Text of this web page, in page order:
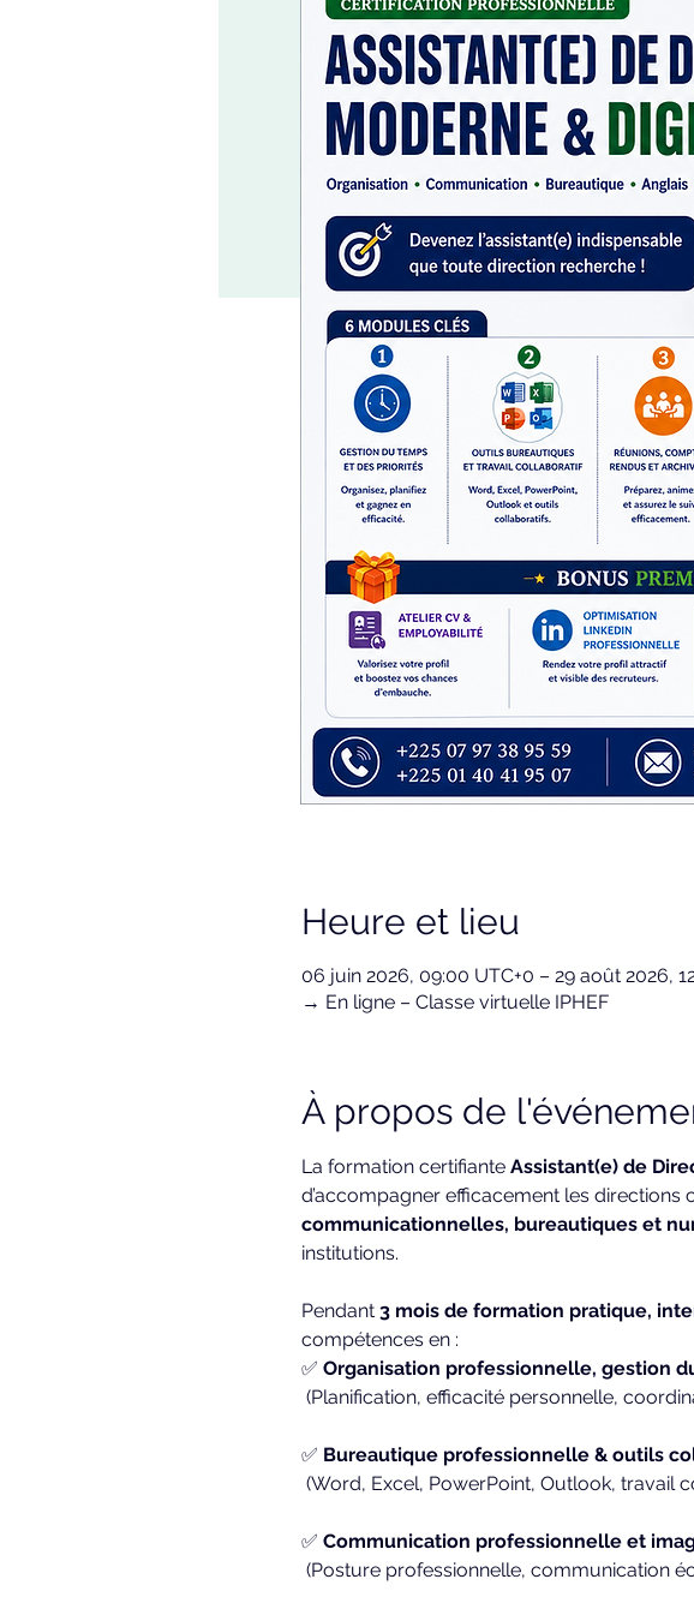
Heure et lieu
06 juin 2026, 09:00 UTC+0 – 29 août 2026,
→ En ligne – Classe virtuelle IPHEF
À propos de
La formation certifiante Assistant(e) de
d’accompagner efficacement les
communicationnelles, bureautiques et
institutions.
Pendant 3 mois de formation pratique,
compétences en :
✅ Organisation professionnelle, gestion
(Planification, efficacité personnelle,
✅ Bureautique professionnelle & outils
(Word, Excel, PowerPoint, Outlook, travail
✅ Communication professionnelle et
(Posture professionnelle, communication